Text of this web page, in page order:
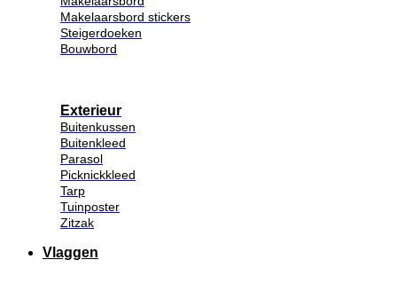
Makelaarsbord stickers
Steigerdoeken
Bouwbord
Exterieur
Buitenkussen
Buitenkleed
Parasol
Picknickkleed
Tarp
Tuinposter
Zitzak
Vlaggen